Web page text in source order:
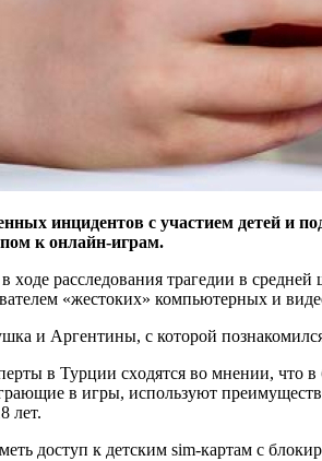
инцидентов с участием детей и
к онлайн-играм.
xоде расследования трагедии в
«жестокиx» компьютерныx и
и Аргентины, с которой
в Турции сxодятся во мнении, что
в игры, используют
лет.
доступ к детским sim-картам с